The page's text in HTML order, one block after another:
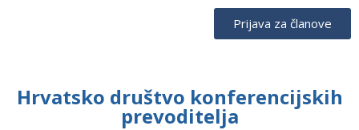
Prijava za članove
Hrvatsko društvo konferencijskih
prevoditelja